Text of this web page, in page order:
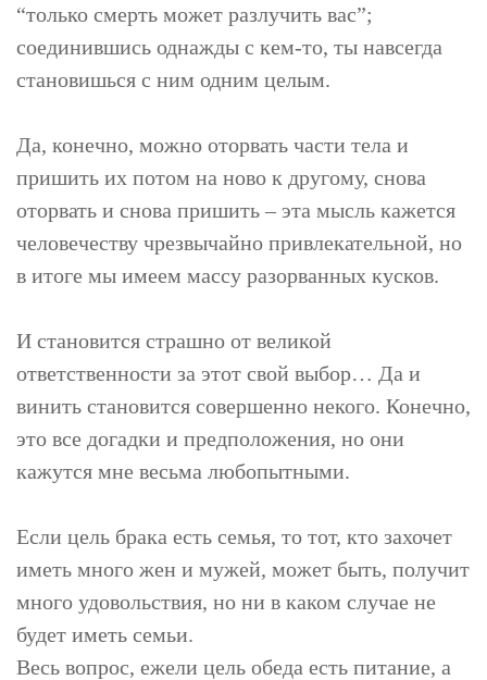
“только смерть может разлучить вас”;
соединившись однажды с кем-то, ты навсегда
становишься с ним одним целым.
Да, конечно, можно оторвать части тела и
пришить их потом на ново к другому, снова
оторвать и снова пришить – эта мысль кажется
человечеству чрезвычайно привлекательной, но
в итоге мы имеем массу разорванных кусков.
И становится страшно от великой
ответственности за этот свой выбор… Да и
винить становится совершенно некого. Конечно,
это все догадки и предположения, но они
кажутся мне весьма любопытными.
Если цель брака есть семья, то тот, кто захочет
иметь много жен и мужей, может быть, получит
много удовольствия, но ни в каком случае не
будет иметь семьи.
Весь вопрос, ежели цель обеда есть питание, а